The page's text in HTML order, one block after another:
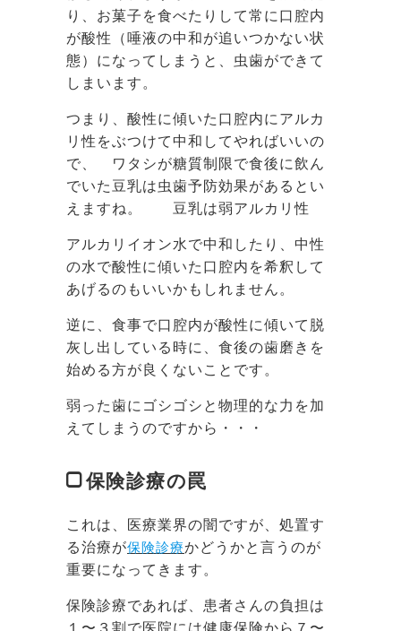
り、お菓子を食べたりして常に口腔内
が酸性（唾液の中和が追いつかない状
態）になってしまうと、虫歯ができて
しまいます。
つまり、酸性に傾いた口腔内にアルカ
リ性をぶつけて中和してやればいいの
で、 ワタシが糖質制限で食後に飲ん
でいた豆乳は虫歯予防効果があるとい
えますね。 豆乳は弱アルカリ性
アルカリイオン水で中和したり、中性
の水で酸性に傾いた口腔内を希釈して
あげるのもいいかもしれません。
逆に、食事で口腔内が酸性に傾いて脱
灰し出している時に、食後の歯磨きを
始める方が良くないことです。
弱った歯にゴシゴシと物理的な力を加
えてしまうのですから・・・
保険診療の罠
これは、医療業界の闇ですが、処置す
る治療が保険診療かどうかと言うのが
重要になってきます。
保険診療であれば、患者さんの負担は
１〜３割で医院には健康保険から７〜